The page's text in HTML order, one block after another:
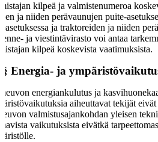
kilpeä ja valmistenumeroa
ja niiden perävaunujen puite-
ja traktoreiden ja niiden
ja viestintävirasto voi antaa
kilpeä koskevista vaatimuksista.
Energia- ja
energiankulutus ja
aiheuttavat tekijät eivät
valmistusajankohdan yleisen
vaikutuksista eivätkä